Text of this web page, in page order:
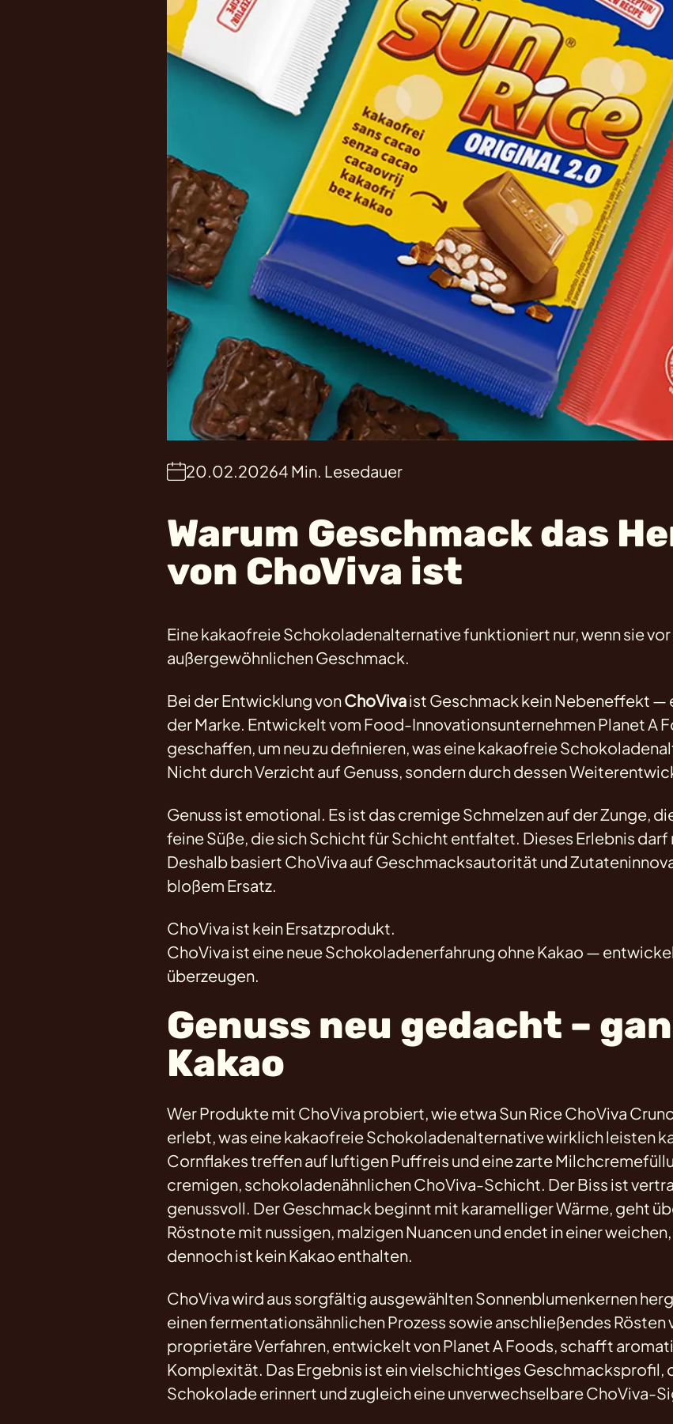
20.02.20264 Min. Lesedauer
Warum Geschmack das
von ChoViva ist
Eine kakaofreie Schokoladenalternative funktioniert nur, wenn sie
außergewöhnlichen Geschmack.
Bei der Entwicklung vonChoVivaist Geschmack kein Nebeneffekt —
der Marke. Entwickelt vom Food-Innovationsunternehmen Planet A
geschaffen, um neu zu definieren, was eine kakaofreie
Nicht durch Verzicht auf Genuss, sondern durch dessen
Genuss ist emotional. Es ist das cremige Schmelzen auf der Zunge,
feine Süße, die sich Schicht für Schicht entfaltet. Dieses Erlebnis
Deshalb basiert ChoViva auf Geschmacksautorität und
bloßem Ersatz.
ChoViva ist kein Ersatzprodukt.
ChoViva ist eine neue Schokoladenerfahrung ohne Kakao —
überzeugen.
Genuss neu gedacht –
Kakao
Wer Produkte mit ChoViva probiert, wie etwa Sun Rice ChoViva
erlebt, was eine kakaofreie Schokoladenalternative wirklich leisten
Cornflakes treffen auf luftigen Puffreis und eine zarte
cremigen, schokoladenähnlichen ChoViva-Schicht. Der Biss ist
genussvoll. Der Geschmack beginnt mit karamelliger Wärme, geht
Röstnote mit nussigen, malzigen Nuancen und endet in einer
dennoch ist kein Kakao enthalten.
ChoViva wird aus sorgfältig ausgewählten Sonnenblumenkernen
einen fermentationsähnlichen Prozess sowie anschließendes Rösten
proprietäre Verfahren, entwickelt von Planet A Foods, schafft
Komplexität. Das Ergebnis ist ein vielschichtiges Geschmacksprofil,
Schokolade erinnert und zugleich eine unverwechselbare ChoViva-